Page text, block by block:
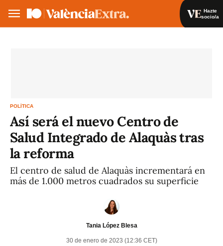
Hazte
socio/a
POLÍTICA
Así será el nuevo Centro de
Salud Integrado de Alaquàs tras
la reforma
El centro de salud de Alaquàs incrementará en
más de 1.000 metros cuadrados su superficie
Tania López Blesa
30 de enero de 2023 (12:36 CET)